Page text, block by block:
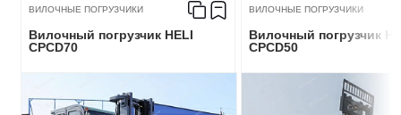
ЭКСПЛУАТАЦИОННЫЕ ПАРАМЕТРЫ
ВИЛОЧНЫЕ ПОГРУЗЧИКИ
Вилочный погрузчик HELI
CPCD70
ВИЛОЧНЫЕ ПОГРУЗЧИКИ
Вилочный погрузчик
CPCD50